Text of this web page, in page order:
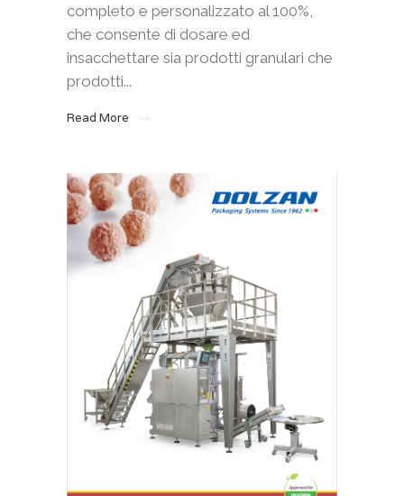
completo e personalizzato al 100%,
che consente di dosare ed
insacchettare sia prodotti granulari che
prodotti...
Read More